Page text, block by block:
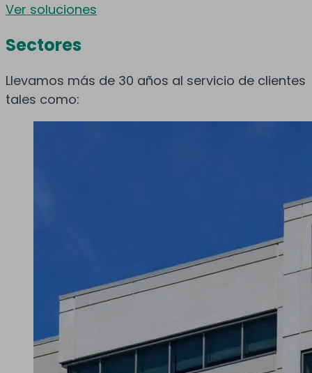
Ver soluciones
Sectores
Llevamos más de 30 años al servicio de clientes
tales como: